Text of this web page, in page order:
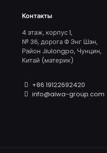
Контакты
4 этаж, корпус 1,
№ 36, дорога Ф Энг Шэн,
Район Jiulongpo, Чунцин,
Китай (материк)
+86 19122692420
info@aiwa-group.com